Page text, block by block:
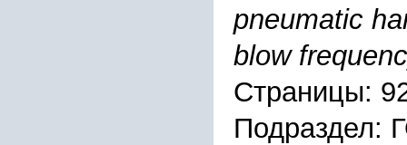
pneumatic
blow
Страницы: